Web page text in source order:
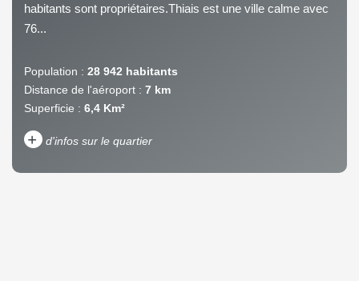
habitants sont propriétaires.Thiais est une ville calme avec
76...
Population : 28 942 habitants
Distance de l'aéroport : 7 km
Superficie : 6,4 Km²
+ d'infos sur le quartier